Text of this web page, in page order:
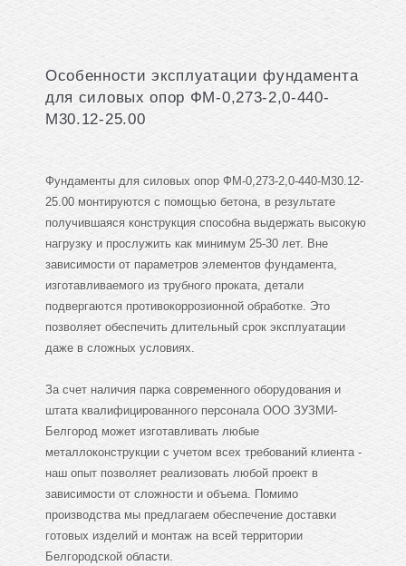
Особенности эксплуатации фундамента
для силовых опор ФМ-0,273-2,0-440-
М30.12-25.00
Фундаменты для силовых опор ФМ-0,273-2,0-440-М30.12-
25.00 монтируются с помощью бетона, в результате
получившаяся конструкция способна выдержать высокую
нагрузку и прослужить как минимум 25-30 лет. Вне
зависимости от параметров элементов фундамента,
изготавливаемого из трубного проката, детали
подвергаются противокоррозионной обработке. Это
позволяет обеспечить длительный срок эксплуатации
даже в сложных условиях.
За счет наличия парка современного оборудования и
штата квалифицированного персонала ООО ЗУЗМИ-
Белгород может изготавливать любые
металлоконструкции с учетом всех требований клиента -
наш опыт позволяет реализовать любой проект в
зависимости от сложности и объема. Помимо
производства мы предлагаем обеспечение доставки
готовых изделий и монтаж на всей территории
Белгородской области.